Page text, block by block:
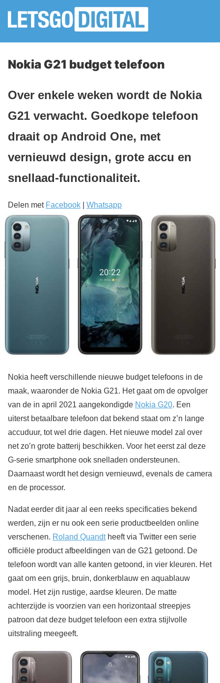
Nokia G21 budget telefoon
Over enkele weken wordt de Nokia
G21 verwacht. Goedkope telefoon
draait op Android One, met
vernieuwd design, grote accu en
snellaad-functionaliteit.
Delen met Facebook Whatsapp
Nokia heeft verschillende nieuwe budget telefoons in de
maak, waaronder de Nokia G21. Het gaat om de opvolger
van de in april 2021 aangekondigde Nokia G20. Een
uiterst betaalbare telefoon dat bekend staat om z’n lange
accuduur, tot wel drie dagen. Het nieuwe model zal over
net zo’n grote batterij beschikken. Voor het eerst zal deze
G-serie smartphone ook snelladen ondersteunen.
Daarnaast wordt het design vernieuwd, evenals de camera
en de processor.
Nadat eerder dit jaar al een reeks specificaties bekend
werden, zijn er nu ook een serie productbeelden online
verschenen. Roland Quandtheeft via Twitter een serie
officiële product afbeeldingen van de G21 getoond. De
telefoon wordt van alle kanten getoond, in vier kleuren. Het
gaat om een grijs, bruin, donkerblauw en aquablauw
model. Het zijn rustige, aardse kleuren. De matte
achterzijde is voorzien van een horizontaal streepjes
patroon dat deze budget telefoon een extra stijlvolle
uitstraling meegeeft.